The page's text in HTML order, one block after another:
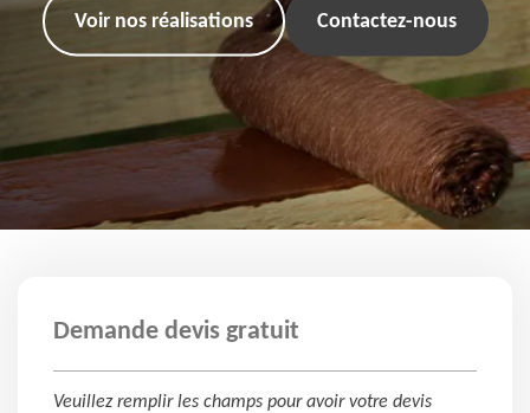
Voir nos réalisations Contactez-nous
Demande devis gratuit
Veuillez remplir les champs pour avoir votre devis